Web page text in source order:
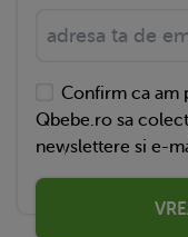
Confirm ca am
Qbebe.ro sa
newslettere si e-